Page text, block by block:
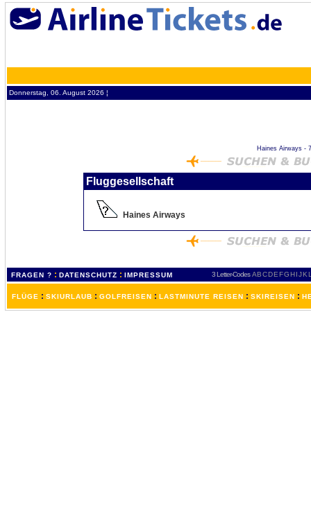
Donnerstag, 06. August 2026 ¦
Haines Airways -
Fluggesellschaft
Haines Airways
FRAGEN ? : DATENSCHUTZ : IMPRESSUM 3 Letter-Codes ABCDEFGH IJKL
FLÜGE : SKIURLAUB : GOLFREISEN : LASTMINUTE REISEN : SKIREISEN :